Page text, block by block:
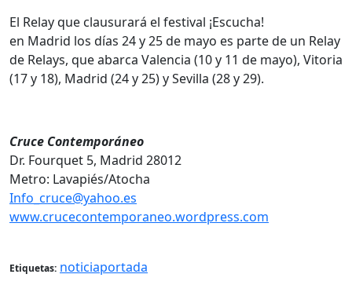
El Relay que clausurará el festival ¡Escucha!
en Madrid los días 24 y 25 de mayo es parte de un Relay
de Relays, que abarca Valencia (10 y 11 de mayo), Vitoria
(17 y 18), Madrid (24 y 25) y Sevilla (28 y 29).
Cruce Contemporáneo
Dr. Fourquet 5, Madrid 28012
Metro: Lavapiés/Atocha
Info_cruce@yahoo.es
www.crucecontemporaneo.wordpress.com
Etiquetas: noticiaportada